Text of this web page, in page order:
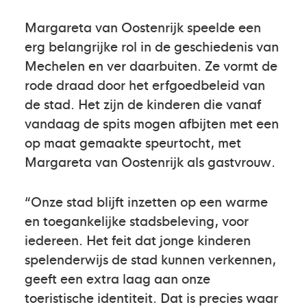
Margareta van Oostenrijk speelde een
erg belangrijke rol in de geschiedenis van
Mechelen en ver daarbuiten. Ze vormt de
rode draad door het erfgoedbeleid van
de stad. Het zijn de kinderen die vanaf
vandaag de spits mogen afbijten met een
op maat gemaakte speurtocht, met
Margareta van Oostenrijk als gastvrouw.
“Onze stad blijft inzetten op een warme
en toegankelijke stadsbeleving, voor
iedereen. Het feit dat jonge kinderen
spelenderwijs de stad kunnen verkennen,
geeft een extra laag aan onze
toeristische identiteit. Dat is precies waar